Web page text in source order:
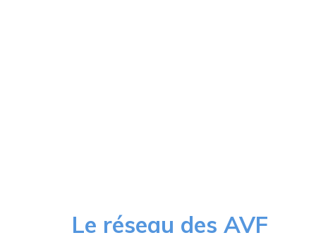
Le réseau des AVF